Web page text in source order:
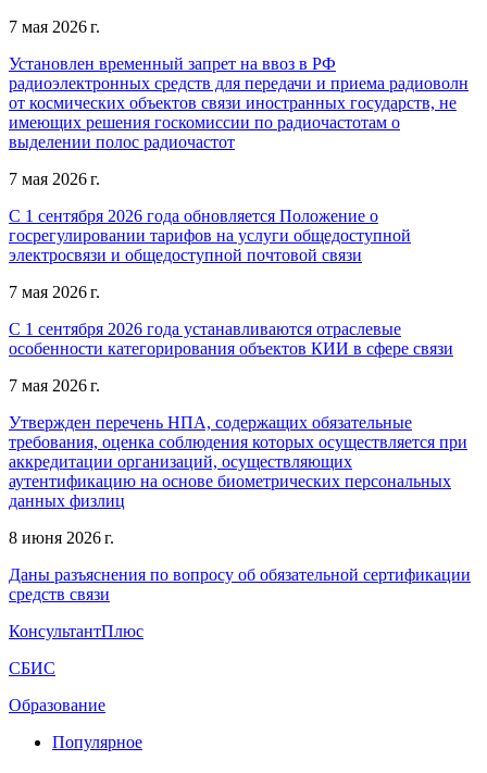
7 мая 2026 г.
Установлен временный запрет на ввоз в РФ
радиоэлектронных средств для передачи и приема радиоволн
от космических объектов связи иностранных государств, не
имеющих решения госкомиссии по радиочастотам о
выделении полос радиочастот
7 мая 2026 г.
С 1 сентября 2026 года обновляется Положение о
госрегулировании тарифов на услуги общедоступной
электросвязи и общедоступной почтовой связи
7 мая 2026 г.
С 1 сентября 2026 года устанавливаются отраслевые
особенности категорирования объектов КИИ в сфере связи
7 мая 2026 г.
Утвержден перечень НПА, содержащих обязательные
требования, оценка соблюдения которых осуществляется при
аккредитации организаций, осуществляющих
аутентификацию на основе биометрических персональных
данных физлиц
8 июня 2026 г.
Даны разъяснения по вопросу об обязательной сертификации
средств связи
КонсультантПлюс
СБИС
Образование
Популярное